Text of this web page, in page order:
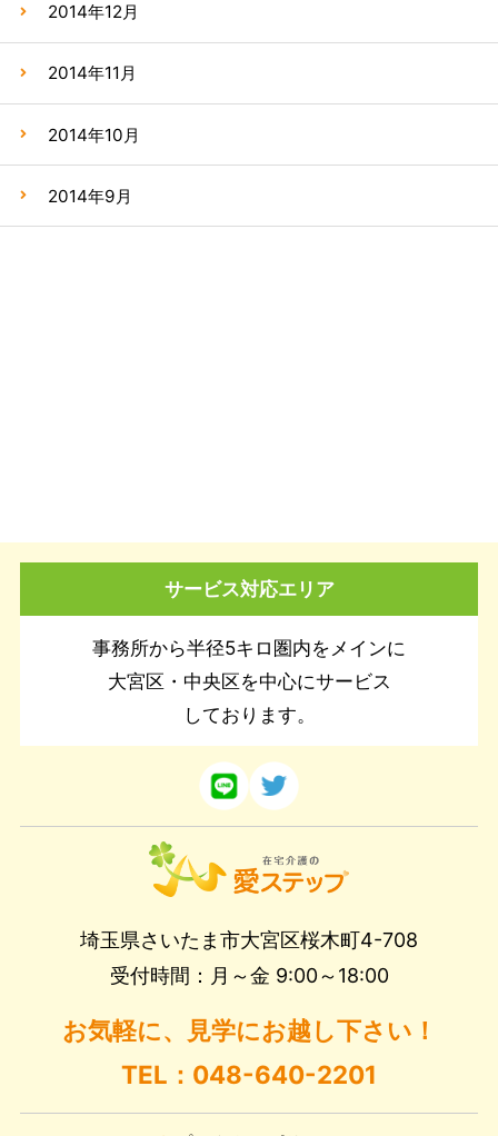
2014年12月
2014年11月
2014年10月
2014年9月
サービス対応エリア
事務所から半径5キロ圏内をメインに
大宮区・中央区を中心にサービス
しております。
埼玉県さいたま市大宮区桜木町4-708
受付時間：月～金 9:00～18:00
お気軽に、見学にお越し下さい！
TEL：048-640-2201